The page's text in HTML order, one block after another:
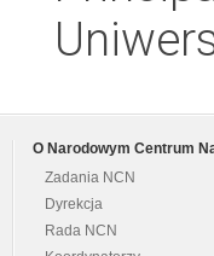
O Narodowym Centrum
Zadania NCN
Dyrekcja
Rada NCN